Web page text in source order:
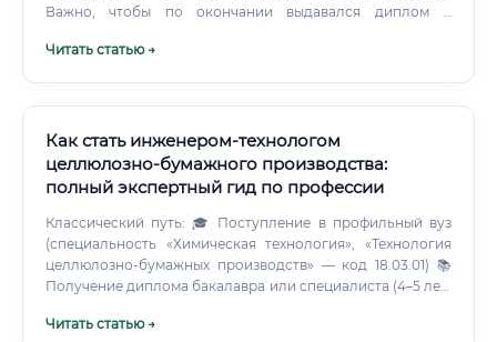
Важно, чтобы по окончании выдавался диплом о
образца.
Читать статью →
Как стать инженером-технологом
целлюлозно-бумажного производства:
полный экспертный гид по профессии
Классический путь: 🎓 Поступление в профильный вуз
(специальность «Химическая технология», «Технология
целлюлозно-бумажных производств» — код 18.03.01) 📚
Получение диплома бакалавра или специалиста (4–5 лет)
Трудоустройство на должность техника-технолога или
Читать статью →